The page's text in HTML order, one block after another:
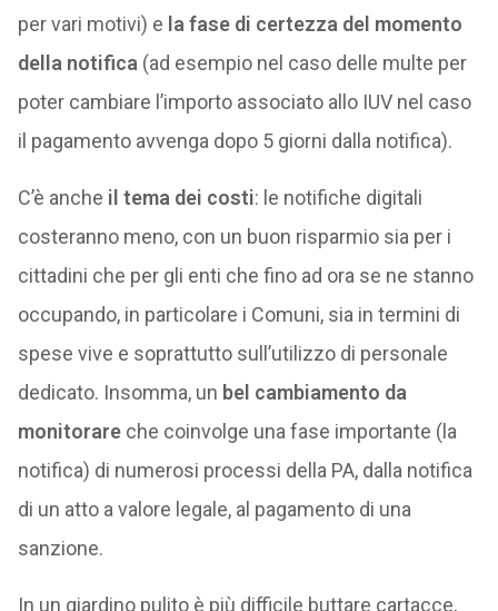
per vari motivi) e la fase di certezza del momento
della notifica (ad esempio nel caso delle multe per
poter cambiare l’importo associato allo IUV nel caso
il pagamento avvenga dopo 5 giorni dalla notifica).
C’è anche il tema dei costi: le notifiche digitali
costeranno meno, con un buon risparmio sia per i
cittadini che per gli enti che fino ad ora se ne stanno
occupando, in particolare i Comuni, sia in termini di
spese vive e soprattutto sull’utilizzo di personale
dedicato. Insomma, un bel cambiamento da
monitorareche coinvolge una fase importante (la
notifica) di numerosi processi della PA, dalla notifica
di un atto a valore legale, al pagamento di una
sanzione.
In un giardino pulito è più difficile buttare cartacce,